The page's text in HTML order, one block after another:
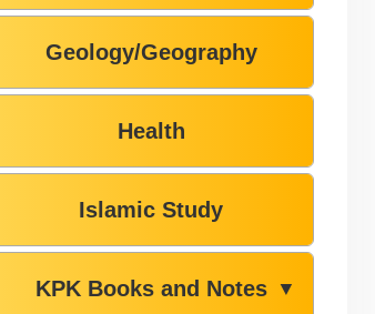
Geology/Geography
Health
Islamic Study
KPK Books and Notes ▼